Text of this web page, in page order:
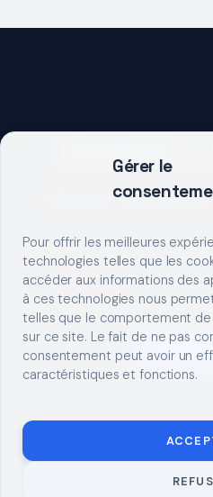
Gérer le
Pour offrir les meilleures
technologies telles que les
accéder aux informations des
à ces technologies nous
telles que le comportement de
sur ce site. Le fait de ne pas
consentement peut avoir un
caractéristiques et fonctions.
DEMARRER
Décrivez votre